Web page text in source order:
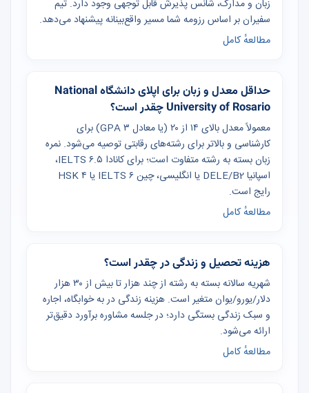
زبان و مدارک، شانس پذیرش قابل توجهی وجود دارد. تیم
سفیران بر اساس رزومه شما مسیر واقع‌بینانه پیشنهاد می‌دهد.
مطالعهٔ کامل
حداقل معدل و زبان برای اپلای دانشگاه National
University of Rosario چقدر است؟
معمولاً معدل بالای ۱۴ از ۲۰ (یا معادل GPA ۳) برای
کارشناسی و بالاتر برای رشته‌های رقابتی توصیه می‌شود. نمره
زبان بسته به رشته متفاوت است؛ برای کانادا IELTS ۶.۵،
اسپانیا DELE/B2 یا انگلیسی، چین IELTS ۶ یا HSK ۴
رایج است.
مطالعهٔ کامل
هزینه تحصیل و زندگی در چقدر است؟
شهریه سالانه بسته به رشته از چند هزار تا بیش از ۳۰ هزار
دلار/یورو/یوان متغیر است. هزینه زندگی در به خوابگاه، اجاره
و سبک زندگی بستگی دارد؛ در جلسه مشاوره برآورد دقیق‌تر
ارائه می‌شود.
مطالعهٔ کامل